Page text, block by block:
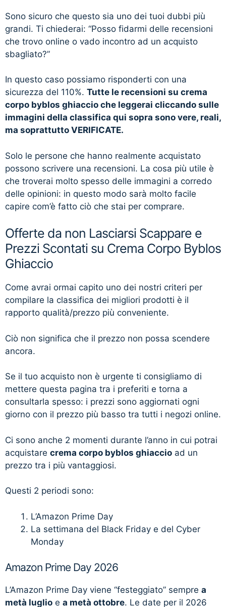
Sono sicuro che questo sia uno dei tuoi dubbi più
grandi. Ti chiederai: “Posso fidarmi delle recensioni
che trovo online o vado incontro ad un acquisto
sbagliato?”
In questo caso possiamo risponderti con una
sicurezza del 110%. Tutte le recensioni su crema
corpo byblos ghiaccio che leggerai cliccando sulle
immagini della classifica qui sopra sono vere, reali,
ma soprattutto VERIFICATE.
Solo le persone che hanno realmente acquistato
possono scrivere una recensioni. La cosa più utile è
che troverai molto spesso delle immagini a corredo
delle opinioni: in questo modo sarà molto facile
capire com’è fatto ciò che stai per comprare.
Offerte da non Lasciarsi Scappare e
Prezzi Scontati su Crema Corpo Byblos
Ghiaccio
Come avrai ormai capito uno dei nostri criteri per
compilare la classifica dei migliori prodotti è il
rapporto qualità/prezzo più conveniente.
Ciò non significa che il prezzo non possa scendere
ancora.
Se il tuo acquisto non è urgente ti consigliamo di
mettere questa pagina tra i preferiti e torna a
consultarla spesso: i prezzi sono aggiornati ogni
giorno con il prezzo più basso tra tutti i negozi online.
Ci sono anche 2 momenti durante l’anno in cui potrai
acquistare crema corpo byblos ghiaccio ad un
prezzo tra i più vantaggiosi.
Questi 2 periodi sono:
L’Amazon Prime Day
La settimana del Black Friday e del Cyber
Monday
Amazon Prime Day 2026
L’Amazon Prime Day viene “festeggiato” sempre a
metà luglio e a metà ottobre. Le date per il 2026